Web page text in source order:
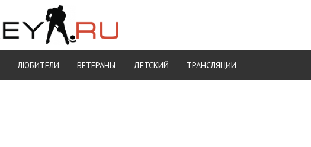
ЛЮБИТЕЛИ ВЕТЕРАНЫ ДЕТСКИЙ ТРАНСЛЯЦИИ